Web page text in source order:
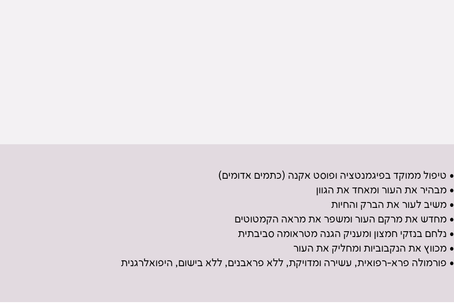
• טיפול ממוקד בפיגמנטציה ופוסט אקנה (כתמים אדומים)
• מבהיר את העור ומאחד את הגוון
• משיב לעור את הברק והחיות
• מחדש את מרקם העור ומשפר את מראה הקמטוטים
• נלחם בנזקי חמצון ומעניק הגנה מטראומה סביבתית
• מכווץ את הנקבוביות ומחליק את העור
• פורמולה פרא-רפואית, עשירה ומדויקת, ללא פראבנים, ללא בישום, היפואלרגנית